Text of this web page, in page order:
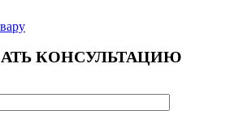
КОНСУЛЬТАЦИЮ